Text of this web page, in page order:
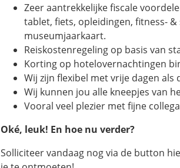
Zeer aantrekkelijke fiscale
tablet, fiets, opleidingen, fitness-
museumjaarkaart.
Reiskostenregeling op basis van
Korting op hotelovernachtingen
Wij zijn flexibel met vrije dagen
Wij kunnen jou alle kneepjes van
Vooral veel plezier met fijne
Oké, leuk! En hoe nu verder?
Solliciteer vandaag nog via de button